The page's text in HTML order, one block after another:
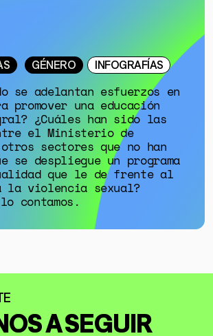
GÉNERO INFOGRAFÍAS
se adelantan esfuerzos en
promover una educación
¿Cuáles han sido las
el Ministerio de
sectores que no han
se despliegue un programa
que le de frente al
la violencia sexual?
lo contamos.
A SEGUIR